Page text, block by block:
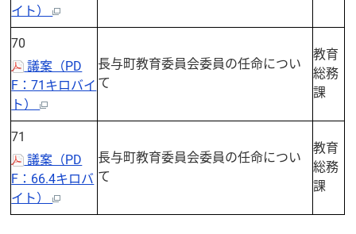
イト）
70
議案（PD
F：71キロバイ
ト）
長与町教育委員会委員の任命につい
て
教育
総務
課
71
議案（PD
F：66.4キロバ
イト）
長与町教育委員会委員の任命につい
て
教育
総務
課